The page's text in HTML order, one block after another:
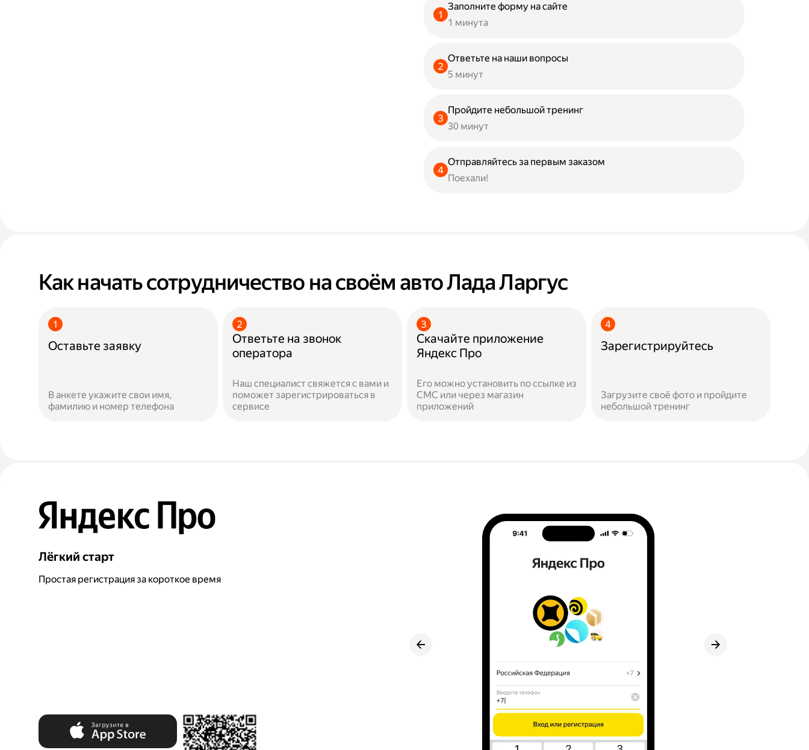
Заполните форму на сайте
1 минута
Ответьте на наши вопросы
5 минут
Пройдите небольшой тренинг
30 минут
Отправляйтесь за первым заказом
Поехали!
Как начать сотрудничество на своём авто Лада Ларгус
Оставьте заявку
В анкете укажите свои имя,
фамилию и номер телефона
Ответьте на звонок
оператора
Наш специалист свяжется с вами и
поможет зарегистрироваться в
сервисе
Скачайте приложение
Яндекс Про
Его можно установить по ссылке из
СМС или через магазин
приложений
Зарегистрируйтесь
Загрузите своё фото и пройдите
небольшой тренинг
Лёгкий старт
Простая регистрация за короткое время